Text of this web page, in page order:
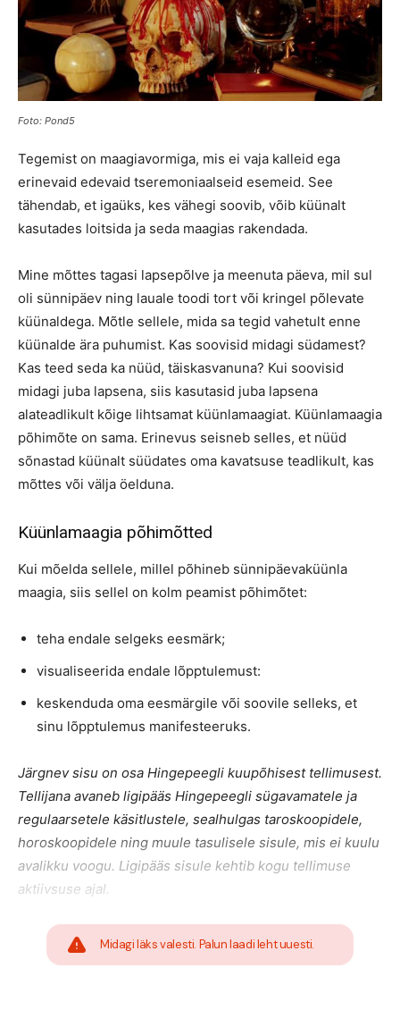
Foto: Pond5
Tegemist on maagiavormiga, mis ei vaja kalleid ega
erinevaid edevaid tseremoniaalseid esemeid. See
tähendab, et igaüks, kes vähegi soovib, võib küünalt
kasutades loitsida ja seda maagias rakendada.
Mine mõttes tagasi lapsepõlve ja meenuta päeva, mil sul
oli sünnipäev ning lauale toodi tort või kringel põlevate
küünaldega. Mõtle sellele, mida sa tegid vahetult enne
küünalde ära puhumist. Kas soovisid midagi südamest?
Kas teed seda ka nüüd, täiskasvanuna? Kui soovisid
midagi juba lapsena, siis kasutasid juba lapsena
alateadlikult kõige lihtsamat küünlamaagiat. Küünlamaagia
põhimõte on sama. Erinevus seisneb selles, et nüüd
sõnastad küünalt süüdates oma kavatsuse teadlikult, kas
mõttes või välja öelduna.
Küünlamaagia põhimõtted
Kui mõelda sellele, millel põhineb sünnipäevaküünla
maagia, siis sellel on kolm peamist põhimõtet:
teha endale selgeks eesmärk;
visualiseerida endale lõpptulemust:
keskenduda oma eesmärgile või soovile selleks, et
sinu lõpptulemus manifesteeruks.
Järgnev sisu on osa Hingepeegli kuupõhisest tellimusest.
Tellijana avaneb ligipääs Hingepeegli sügavamatele ja
regulaarsetele käsitlustele, sealhulgas taroskoopidele,
horoskoopidele ning muule tasulisele sisule, mis ei kuulu
avalikku voogu. Ligipääs sisule kehtib kogu tellimuse
aktiivsuse ajal.
Midagi läks valesti. Palun laadi leht uuesti.